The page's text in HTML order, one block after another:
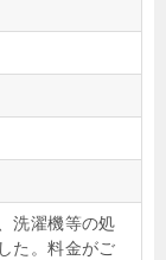
洗濯機等の処
た。料金がご